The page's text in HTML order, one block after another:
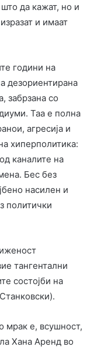
да кажат, но и
и имаат
години на
дезориентирана
забрзана со
Таа е полна
агресија и
хиперполитика:
каналите на
Бес без
насилен и
политички
тангентални
состојби на
мрак е, всушност,
Хана Аренд во